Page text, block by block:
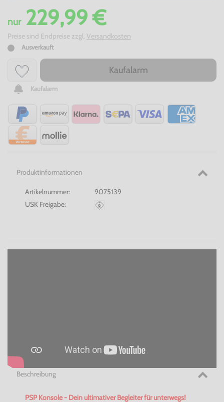
nur229,99 €
Preise sind Endpreise zzgl. Versandkosten
Ausverkauft
Kaufalarm
Kaufalarm
Produktinformationen
Artikelnummer:
9075139
USK Freigabe:
Beschreibung
PSP Konsole - Dein ultimativer Begleiter für unterwegs!